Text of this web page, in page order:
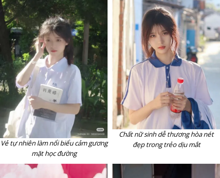
Vẻ tự nhiên làm nổi biểu cảm gương
mặt học đường
Chất nữ sinh dễ thương hòa nét
đẹp trong trẻo dịu mắt